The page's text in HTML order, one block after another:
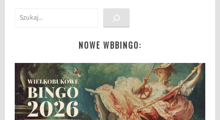
Szukaj
NOWE WBBINGO: